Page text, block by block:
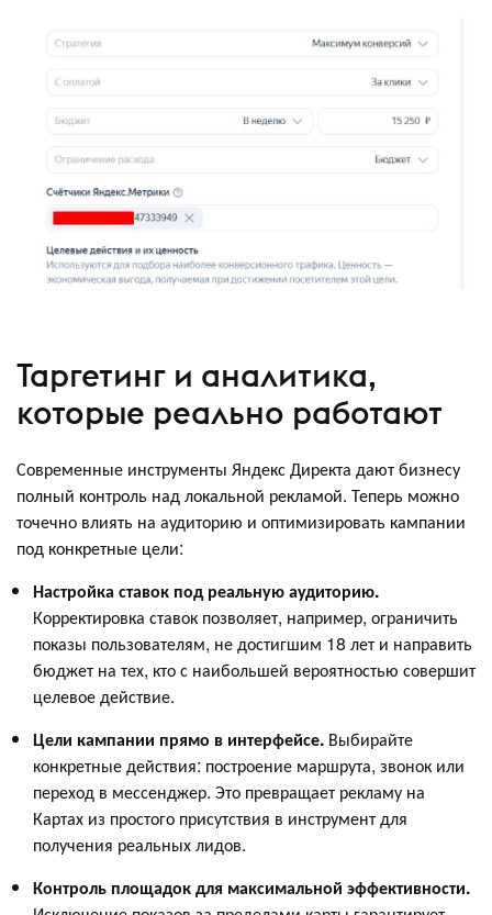
Таргетинг и аналитика,
которые реально работают
Современные инструменты Яндекс Директа дают бизнесу
полный контроль над локальной рекламой. Теперь можно
точечно влиять на аудиторию и оптимизировать кампании
под конкретные цели:
Настройка ставок под реальную аудиторию.
Корректировка ставок позволяет, например, ограничить
показы пользователям, не достигшим 18 лет и направить
бюджет на тех, кто с наибольшей вероятностью совершит
целевое действие.
Цели кампании прямо в интерфейсе. Выбирайте
конкретные действия: построение маршрута, звонок или
переход в мессенджер. Это превращает рекламу на
Картах из простого присутствия в инструмент для
получения реальных лидов.
Контроль площадок для максимальной эффективности.